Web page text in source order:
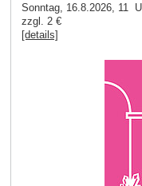
Sonntag, 16.8.2026, 11
zzgl. 2 €
[details]